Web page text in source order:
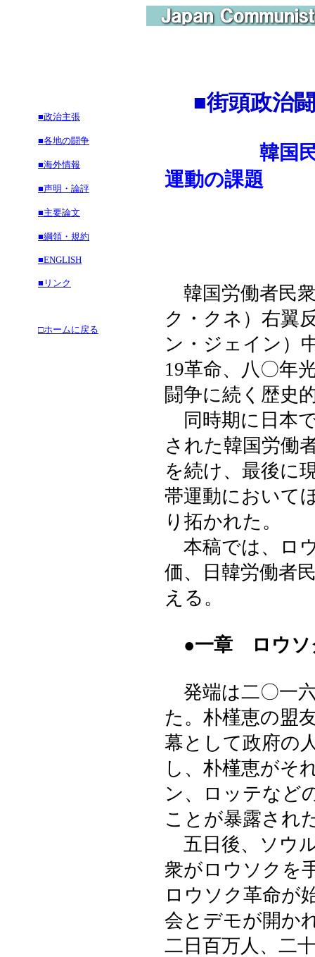
■政治主張
■各地の闘争
■海外情報
■声明・論評
■主要論文
■綱領・規約
■ENGLISH
■リンク
□ホームに戻る
■街頭政治
韓国
運動の課題
韓国労働者民
ク・クネ）右翼
ン・ジェイン）
19革命、八〇年
闘争に続く歴史
同時期に日本
された韓国労働
を続け、最後に
帯運動において
り拓かれた。
本稿では、ロ
価、日韓労働者
える。
●一章 ロウソ
発端は二〇一
た。朴槿恵の盟
幕として政府の
し、朴槿恵がそ
ン、ロッテなど
ことが暴露され
五日後、ソウ
衆がロウソクを
ロウソク革命が
会とデモが開か
二日百万人、二